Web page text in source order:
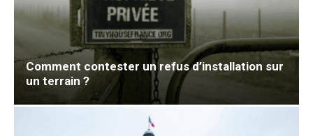
Comment contester un refus d’installation sur
un terrain ?